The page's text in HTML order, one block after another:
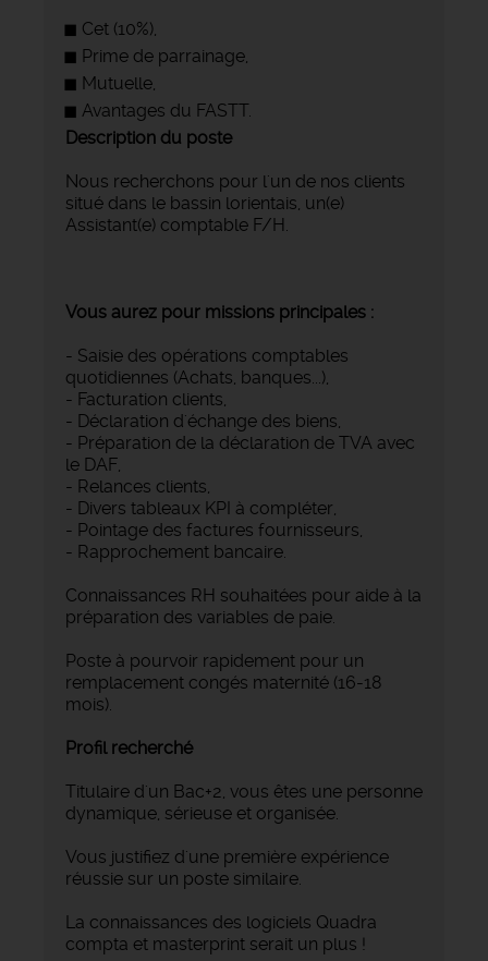
Cet (10%),
Prime de parrainage,
Mutuelle,
Avantages du FASTT.
Description du poste
Nous recherchons pour l'un de nos clients
situé dans le bassin lorientais, un(e)
Assistant(e) comptable F/H.
Vous aurez pour missions principales :
- Saisie des opérations comptables
quotidiennes (Achats, banques...),
- Facturation clients,
- Déclaration d'échange des biens,
- Préparation de la déclaration de TVA avec
le DAF,
- Relances clients,
- Divers tableaux KPI à compléter,
- Pointage des factures fournisseurs,
- Rapprochement bancaire.
Connaissances RH souhaitées pour aide à la
préparation des variables de paie.
Poste à pourvoir rapidement pour un
remplacement congés maternité (16-18
mois).
Profil recherché
Titulaire d'un Bac+2, vous êtes une personne
dynamique, sérieuse et organisée.
Vous justifiez d'une première expérience
réussie sur un poste similaire.
La connaissances des logiciels Quadra
compta et masterprint serait un plus !